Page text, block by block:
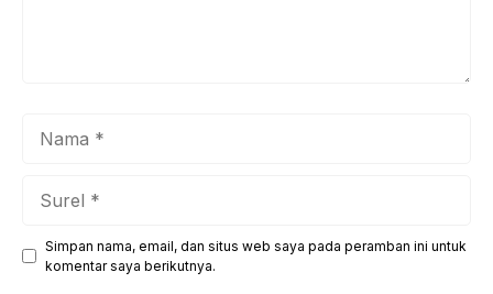
Situs
web
Simpan nama, email, dan situs web saya pada peramban ini untuk
komentar saya berikutnya.